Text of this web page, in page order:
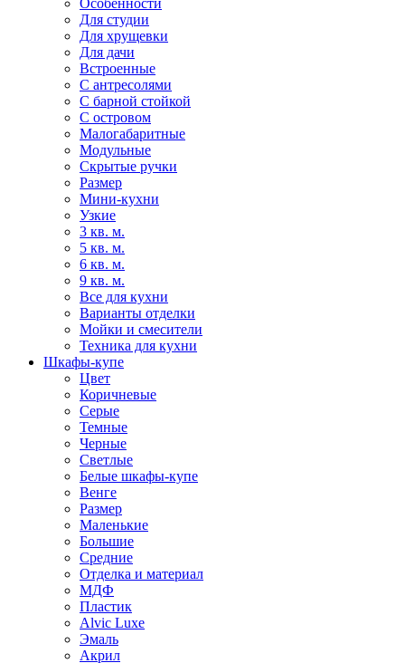
Особенности
Для студии
Для хрущевки
Для дачи
Встроенные
С антресолями
С барной стойкой
С островом
Малогабаритные
Модульные
Скрытые ручки
Размер
Мини-кухни
Узкие
3 кв. м.
5 кв. м.
6 кв. м.
9 кв. м.
Все для кухни
Варианты отделки
Мойки и смесители
Техника для кухни
Шкафы-купе
Цвет
Коричневые
Серые
Темные
Черные
Светлые
Белые шкафы-купе
Венге
Размер
Маленькие
Большие
Средние
Отделка и материал
МДФ
Пластик
Alvic Luxe
Эмаль
Акрил